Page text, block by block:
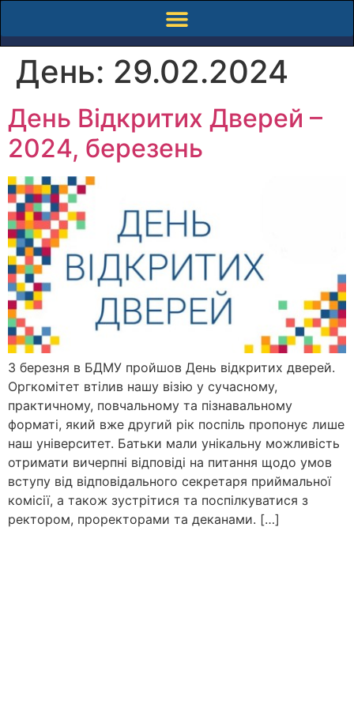
День: 29.02.2024
День Відкритих Дверей –
2024, березень
3 березня в БДМУ пройшов День відкритих дверей.
Оргкомітет втілив нашу візію у сучасному,
практичному, повчальному та пізнавальному
форматі, який вже другий рік поспіль пропонує лише
наш університет. Батьки мали унікальну можливість
отримати вичерпні відповіді на питання щодо умов
вступу від відповідального секретаря приймальної
комісії, а також зустрітися та поспілкуватися з
ректором, проректорами та деканами. […]